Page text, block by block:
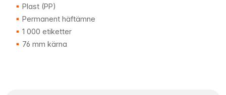
Plast (PP)
Permanent häftämne
1 000 etiketter
76 mm kärna